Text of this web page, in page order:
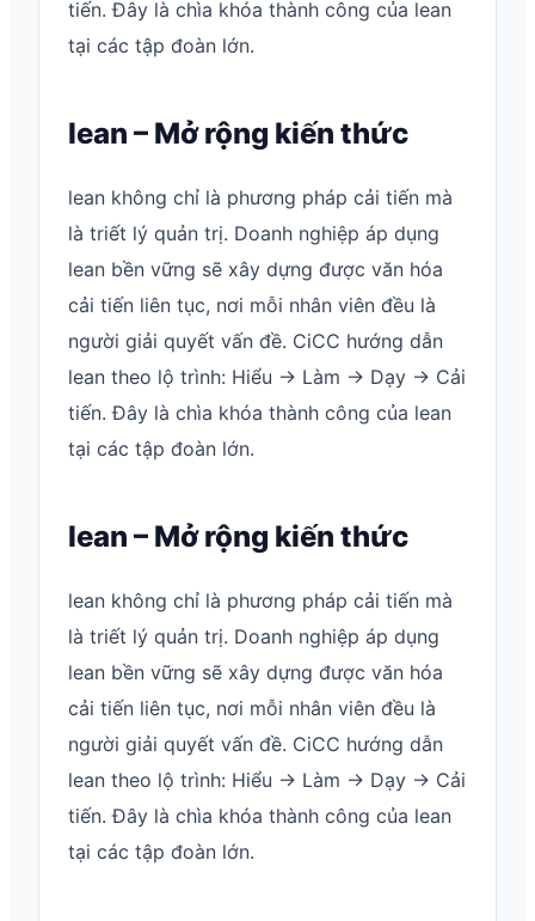
tiến. Đây là chìa khóa thành công của lean
tại các tập đoàn lớn.
lean – Mở rộng kiến thức
lean không chỉ là phương pháp cải tiến mà
là triết lý quản trị. Doanh nghiệp áp dụng
lean bền vững sẽ xây dựng được văn hóa
cải tiến liên tục, nơi mỗi nhân viên đều là
người giải quyết vấn đề. CiCC hướng dẫn
lean theo lộ trình: Hiểu → Làm → Dạy → Cải
tiến. Đây là chìa khóa thành công của lean
tại các tập đoàn lớn.
lean – Mở rộng kiến thức
lean không chỉ là phương pháp cải tiến mà
là triết lý quản trị. Doanh nghiệp áp dụng
lean bền vững sẽ xây dựng được văn hóa
cải tiến liên tục, nơi mỗi nhân viên đều là
người giải quyết vấn đề. CiCC hướng dẫn
lean theo lộ trình: Hiểu → Làm → Dạy → Cải
tiến. Đây là chìa khóa thành công của lean
tại các tập đoàn lớn.